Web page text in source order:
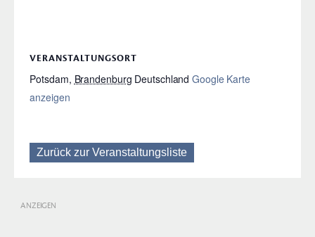
VERANSTALTUNGSORT
Potsdam, Brandenburg Deutschland Google Karte
anzeigen
Zurück zur Veranstaltungsliste
ANZEIGEN